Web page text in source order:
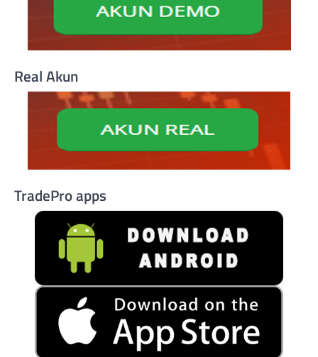
Real Akun
TradePro apps